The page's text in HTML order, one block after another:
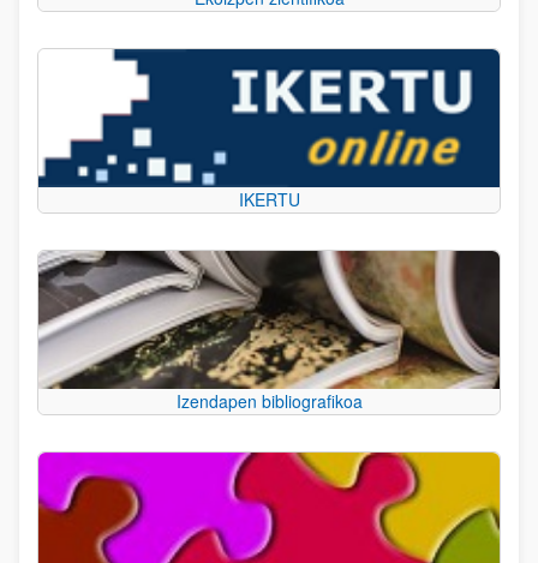
IKERTU
Izendapen bibliografikoa